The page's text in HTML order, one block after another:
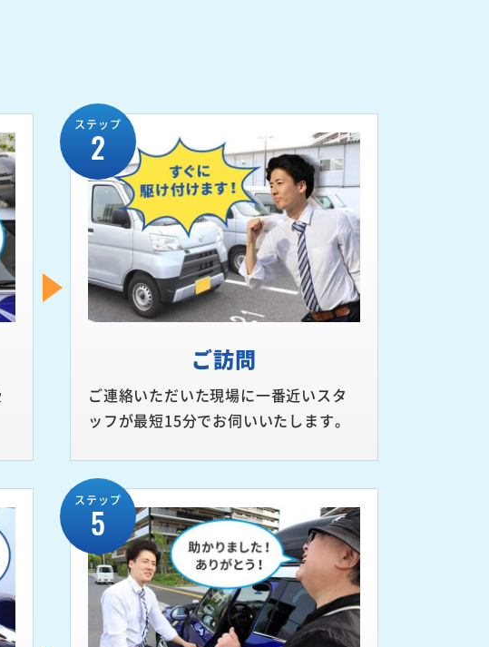
ステップ
2
ご訪問
ご連絡いただいた現場に一番近いスタ
ッフが最短15分でお伺いいたします。
ステップ
5